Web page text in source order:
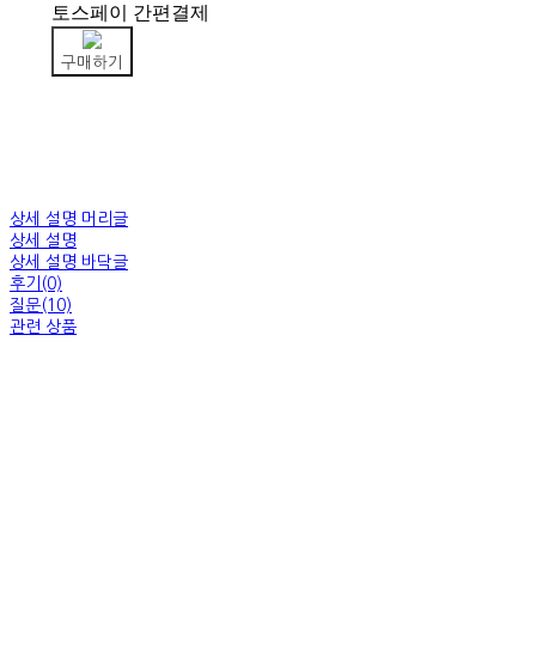
토스페이 간편결제
구매하기
상세 설명 머리글
상세 설명
상세 설명 바닥글
후기(0)
질문(10)
관련 상품